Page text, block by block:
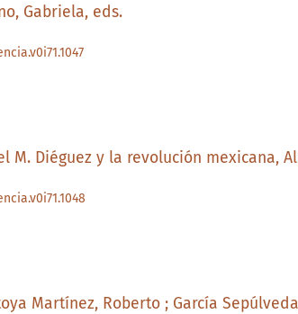
Gabriela, eds.
M. Diéguez y la revolución mexicana,
Martínez, Roberto ; García